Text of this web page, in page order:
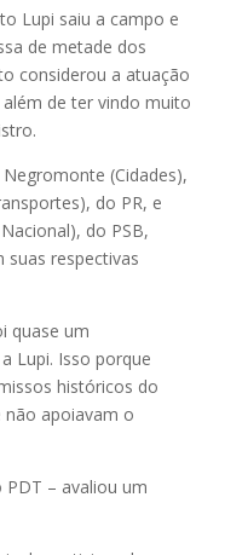
Lupi saiu a campo e
de metade dos
considerou a atuação
além de ter vindo muito
(Cidades),
do PR, e
do PSB,
suas respectivas
quase um
Lupi. Isso porque
históricos do
não apoiavam o
PDT – avaliou um